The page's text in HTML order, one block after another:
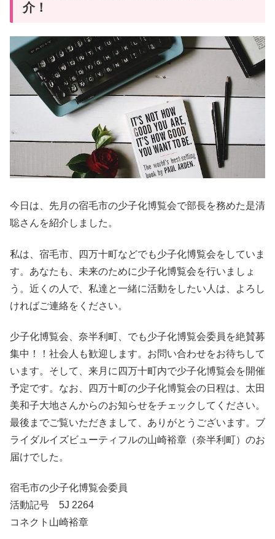
介！
今日は、先月の宿毛市の少子化博覧会で部長を務めた是清
聡さんを紹介しました。
私は、宿毛市、四万十町などでも少子化博覧会をしていま
す。あなたも、未来のために少子化博覧会を行いましょ
う。近くの人で、私達と一緒に活動をしたい人は、よろし
ければご連絡をください。
少子化博覧会、奈半利町、でも少子化博覧会委員を絶賛募
集中！！社会人も歓迎します。お問い合わせをお待ちして
います。そして、来月に四万十町内で少子化博覧会を開催
予定です。なお、四万十町の少子化博覧会の日程は、太田
美和子大地さんからのお知らせをチェックしてください。
最後までご覧いただきまして、ありがとうございます。ブ
ライダルイズビューティフルの山崎裕章（奈半利町）のお
届けでした。
宿毛市の少子化博覧会委員
活動記号 5J 2264
コネクト山崎裕章